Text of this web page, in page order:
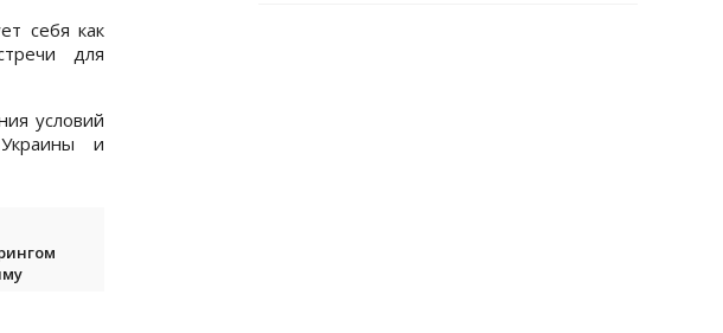
себя как
для
условий
и